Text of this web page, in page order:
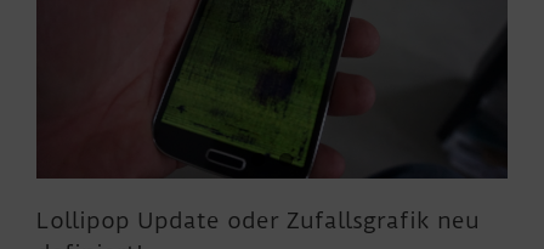
Lollipop Update oder Zufallsgrafik neu